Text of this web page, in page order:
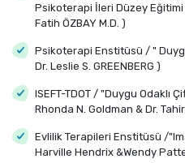
Psikoterapi İleri Düzey Eğitimi
Fatih ÖZBAY M.D. )
Psikoterapi Enstitüsü / "
Dr. Leslie S. GREENBERG )
ISEFT-TDOT / "Duygu Odaklı
Rhonda N. Goldman & Dr.
Evlilik Terapileri Enstitüsü /
Harville Hendrix &Wendy